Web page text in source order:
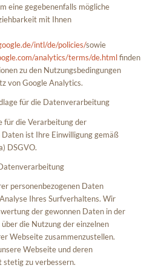
eine gegebenenfalls mögliche
mit Ihnen
intl/de/policies/sowie
analytics/terms/de.htmlfinden
zu den Nutzungsbedingungen
von Google Analytics.
für die Datenverarbeitung
für die Verarbeitung der
Daten ist Ihre Einwilligung gemäß
DSGVO.
personenbezogenen Daten
Ihres Surfverhaltens. Wir
der gewonnen Daten in der
die Nutzung der einzelnen
Webseite zusammenzustellen.
Webseite und deren
zu verbessern.